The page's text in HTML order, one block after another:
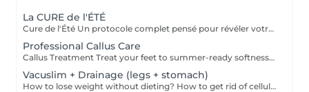
La CURE de l'ÉTÉ
Cure de l'Été Un protocole complet pensé pour révéler votre silhouette avant l'été : détoxifier, affiner, sculpter. Drainage lymphatique, Vacuslim et Maderothérapie réunis en une seule séance, adaptée à vos besoins. 10 séances d'1h30 résultats progressifs et visibles dès les premières séances. Pour des résultats optimum, nous vous conseillons 1 à 2 séances par semaine. Cure de l'Été+ Le même protocole complet, étendu aux bras pour une silhouette affinée de la tête aux pieds. Drainage, Vacuslim et Maderothérapie, adaptés à vos besoins. 10 séances d'1h45 résultats progressifs et visibles dès les premières séances. Pour des résultats optimum, nous vous conseillons 1 à 2 séances par semaine.
Professional Callus Care
Callus Treatment Treat your feet to summer-ready softness with our highly effective professional callus treatment. In just 30 minutes, we gently remove rough, hardened areas to leave your feet feeling smooth and silky. The result: soft, beautiful feet ready to slip into your favorite sandals just in time for sunny days! Please note: this is not a pedicure we do not treat the nails or apply polish.
Vacuslim + Drainage (legs + stomach)
How to lose weight without dieting? How to get rid of cellulite without working out? What if your skin could become softer, smoother, and firmernaturally? Discover Vacuslim 48 an innovative, non-invasive method that uses vacuum wrapping to stimulate the body's natural functions. Thanks to fast and deep penetration of powerful active ingredients, visible results appear from the very first session. Benefits of Vacuslim 48: Noticeable cellulite reduction Targeted body contouring Intense skin firming Soft, silky, more elastic skin Visibly reduced stretch marks Up to 8 to 19 cm lost in circumference (total average across multiple measured areas) after just one session Can be used as a standalone treatment or between two Maderotherapy sessions for enhanced and long-lasting results. Give your body a complete treatmentno pain, no workouts, no diets. Vacuslim 48 your new ritual for a slimmer silhouette and perfect skin.